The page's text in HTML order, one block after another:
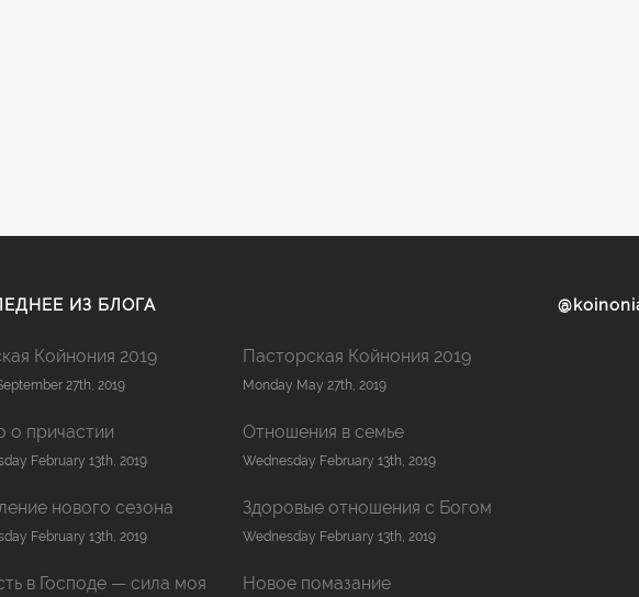
ИЗ БЛОГА
Койнония 2019
27th, 2019
Пасторская Койнония 2019
Monday May 27th, 2019
о причастии
February 13th, 2019
Отношения в семье
Wednesday February 13th, 2019
нового сезона
February 13th, 2019
Здоровые отношения с Богом
Wednesday February 13th, 2019
в Господе — сила моя Новое помазание